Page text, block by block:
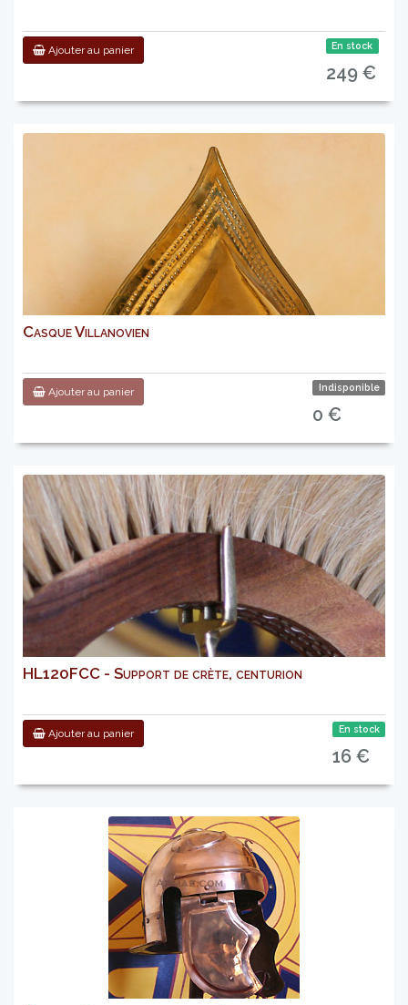
Ajouter au panier En stock
249 €
Casque Villanovien
Ajouter au panier Indisponible
0 €
HL120FCC - Support de crète, centurion
Ajouter au panier En stock
16 €